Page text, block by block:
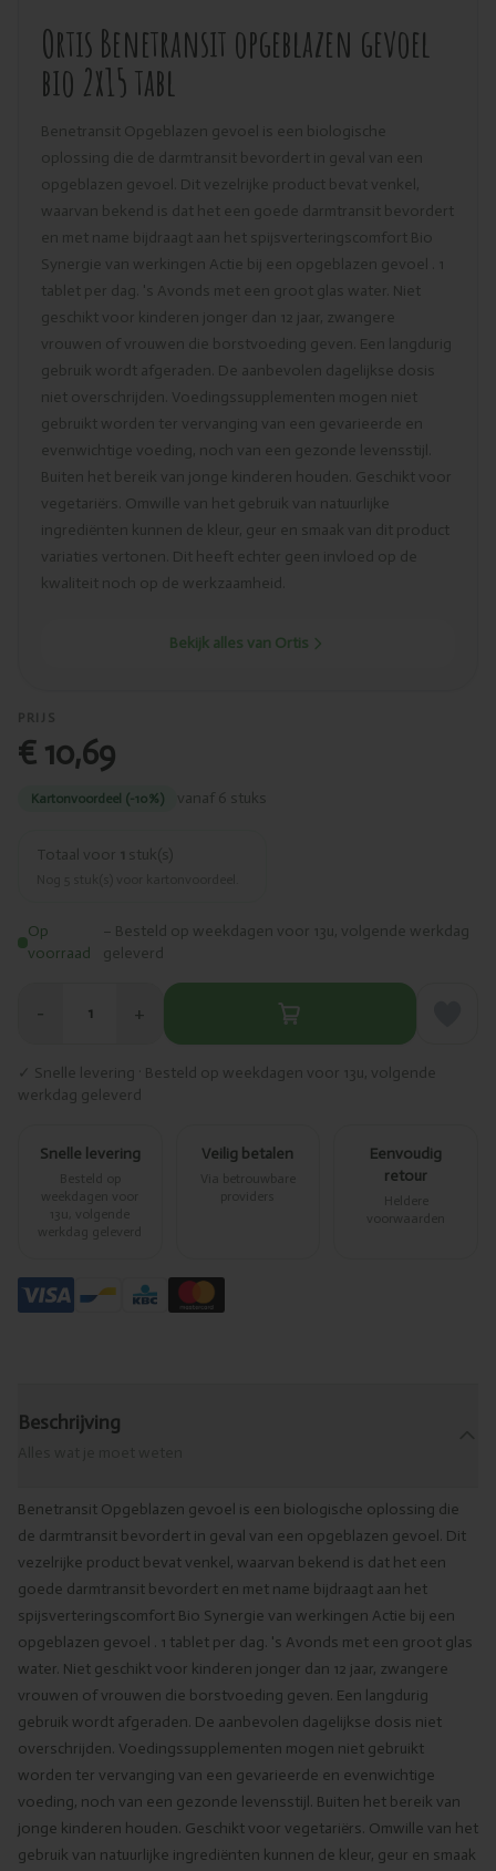
Ortis Benetransit opgeblazen gevoel
bio 2x15 tabl
Benetransit Opgeblazen gevoel is een biologische
oplossing die de darmtransit bevordert in geval van een
opgeblazen gevoel. Dit vezelrijke product bevat venkel,
waarvan bekend is dat het een goede darmtransit bevordert
en met name bijdraagt aan het spijsverteringscomfort Bio
Synergie van werkingen Actie bij een opgeblazen gevoel . 1
tablet per dag. 's Avonds met een groot glas water. Niet
geschikt voor kinderen jonger dan 12 jaar, zwangere
vrouwen of vrouwen die borstvoeding geven. Een langdurig
gebruik wordt afgeraden. De aanbevolen dagelijkse dosis
niet overschrijden. Voedingssupplementen mogen niet
gebruikt worden ter vervanging van een gevarieerde en
evenwichtige voeding, noch van een gezonde levensstijl.
Buiten het bereik van jonge kinderen houden. Geschikt voor
vegetariërs. Omwille van het gebruik van natuurlijke
ingrediënten kunnen de kleur, geur en smaak van dit product
variaties vertonen. Dit heeft echter geen invloed op de
kwaliteit noch op de werkzaamheid.
Bekijk alles van Ortis
PRIJS
€ 10,69
Kartonvoordeel (-10%) vanaf 6 stuks
Totaal voor 1 stuk(s)
Op
voorraad
– Besteld op weekdagen voor 13u, volgende werkdag
geleverd
− 1 +
✓ Snelle levering · Besteld op weekdagen voor 13u, volgende
werkdag geleverd
Snelle levering
Besteld op
weekdagen voor
13u, volgende
werkdag geleverd
Veilig betalen
Via betrouwbare
providers
Eenvoudig
retour
Heldere
voorwaarden
Beschrijving
Benetransit Opgeblazen gevoel is een biologische oplossing die
de darmtransit bevordert in geval van een opgeblazen gevoel. Dit
vezelrijke product bevat venkel, waarvan bekend is dat het een
goede darmtransit bevordert en met name bijdraagt aan het
spijsverteringscomfort Bio Synergie van werkingen Actie bij een
opgeblazen gevoel . 1 tablet per dag. 's Avonds met een groot glas
water. Niet geschikt voor kinderen jonger dan 12 jaar, zwangere
vrouwen of vrouwen die borstvoeding geven. Een langdurig
gebruik wordt afgeraden. De aanbevolen dagelijkse dosis niet
overschrijden. Voedingssupplementen mogen niet gebruikt
worden ter vervanging van een gevarieerde en evenwichtige
voeding, noch van een gezonde levensstijl. Buiten het bereik van
jonge kinderen houden. Geschikt voor vegetariërs. Omwille van het
gebruik van natuurlijke ingrediënten kunnen de kleur, geur en smaak